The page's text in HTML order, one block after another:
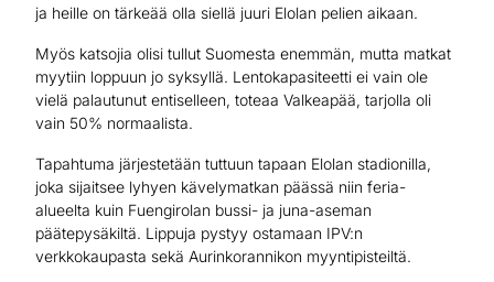
ja heille on tärkeää olla siellä juuri Elolan pelien aikaan.
Myös katsojia olisi tullut Suomesta enemmän, mutta matkat
myytiin loppuun jo syksyllä. Lentokapasiteetti ei vain ole
vielä palautunut entiselleen, toteaa Valkeapää, tarjolla oli
vain 50% normaalista.
Tapahtuma järjestetään tuttuun tapaan Elolan stadionilla,
joka sijaitsee lyhyen kävelymatkan päässä niin feria-
alueelta kuin Fuengirolan bussi- ja juna-aseman
päätepysäkiltä. Lippuja pystyy ostamaan IPV:n
verkkokaupasta sekä Aurinkorannikon myyntipisteiltä.